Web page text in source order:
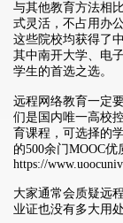
与其他教育方法相
式灵活，不占用办
这些院校均获得了
其中南开大学、电
学生的首选之选。
远程网络教育一定
们是国内唯一高校
育课程，可选择的
的500余门MOOC
https://
大家通常会质疑远
业证也没有多大用